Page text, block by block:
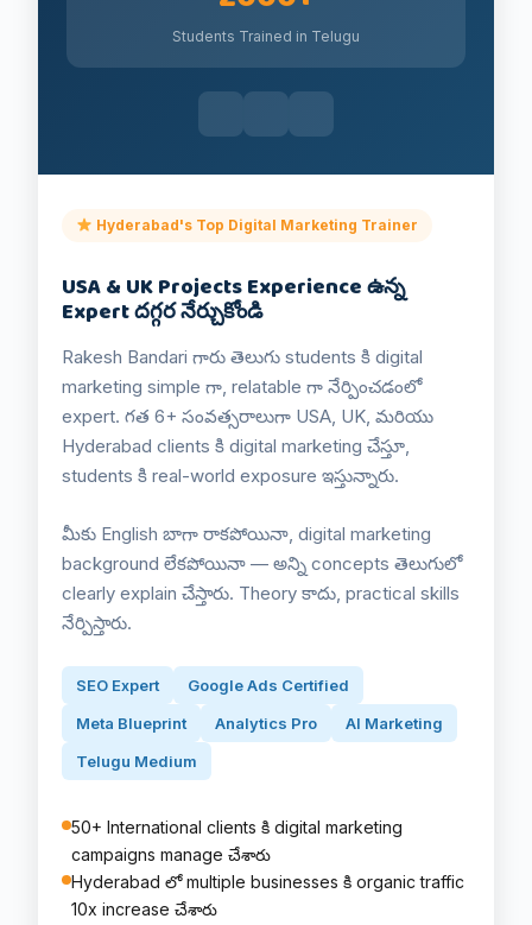
Students Trained in Telugu
Hyderabad's Top Digital Marketing Trainer
USA & UK Projects Experience ఉన్న
Expert దగ్గర నేర్చుకోండి
Rakesh Bandari గారు తెలుగు students కి digital
marketing simple గా, relatable గా నేర్పించడంలో
expert. గత 6+ సంవత్సరాలుగా USA, UK, మరియు
Hyderabad clients కి digital marketing చేస్తూ,
students కి real-world exposure ఇస్తున్నారు.
మీకు English బాగా రాకపోయినా, digital marketing
background లేకపోయినా — అన్ని concepts తెలుగులో
clearly explain చేస్తారు. Theory కాదు, practical skills
నేర్పిస్తారు.
SEO Expert
Google Ads Certified
Meta Blueprint
Analytics Pro
AI Marketing
Telugu Medium
50+ International clients కి digital marketing
campaigns manage చేశారు
Hyderabad లో multiple businesses కి organic traffic
10x increase చేశారు